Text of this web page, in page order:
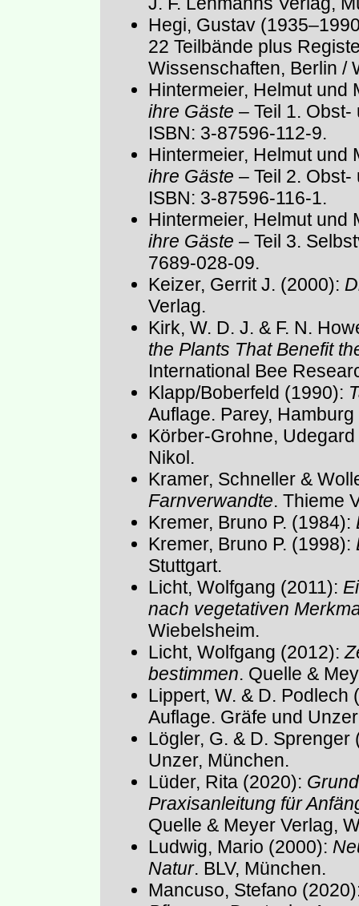
Hegi, Gustav
22 Teilbände plus
Wissenschaften, Berlin /
Hintermeier, Helmut und
ihre Gäste – Teil 1.
ISBN: 3-87596-112-9.
Hintermeier, Helmut und
ihre Gäste – Teil 2.
ISBN: 3-87596-116-1.
Hintermeier, Helmut und
ihre Gäste – Teil 3.
7689-028-09.
Keizer, Gerrit J. (2000):
Verlag.
Kirk, W. D. J. & F. N.
the Plants That Benefit
International Bee
Klapp/Boberfeld (1990):
Auflage. Parey, Hamburg
Körber-Grohne,
Nikol.
Kramer, Schneller &
Farnverwandte. Thieme
Kremer, Bruno P. (1984):
Kremer, Bruno P. (1998):
Stuttgart.
Licht, Wolfgang (2011):
nach vegetativen
Wiebelsheim.
Licht, Wolfgang (2012):
bestimmen. Quelle &
Lippert, W. & D. Podlech
Auflage. Gräfe und
Lögler, G. & D.
Unzer, München.
Lüder, Rita (2020):
Praxisanleitung für
Quelle & Meyer Verlag,
Ludwig, Mario (2000):
Natur. BLV, München.
Mancuso, Stefano